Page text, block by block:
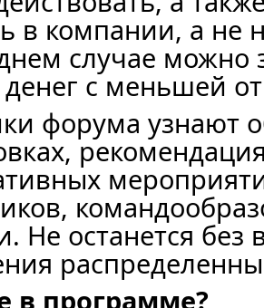
в компании, а не
случае можно
с меньшей
форума узнают
Не останется
в программе?